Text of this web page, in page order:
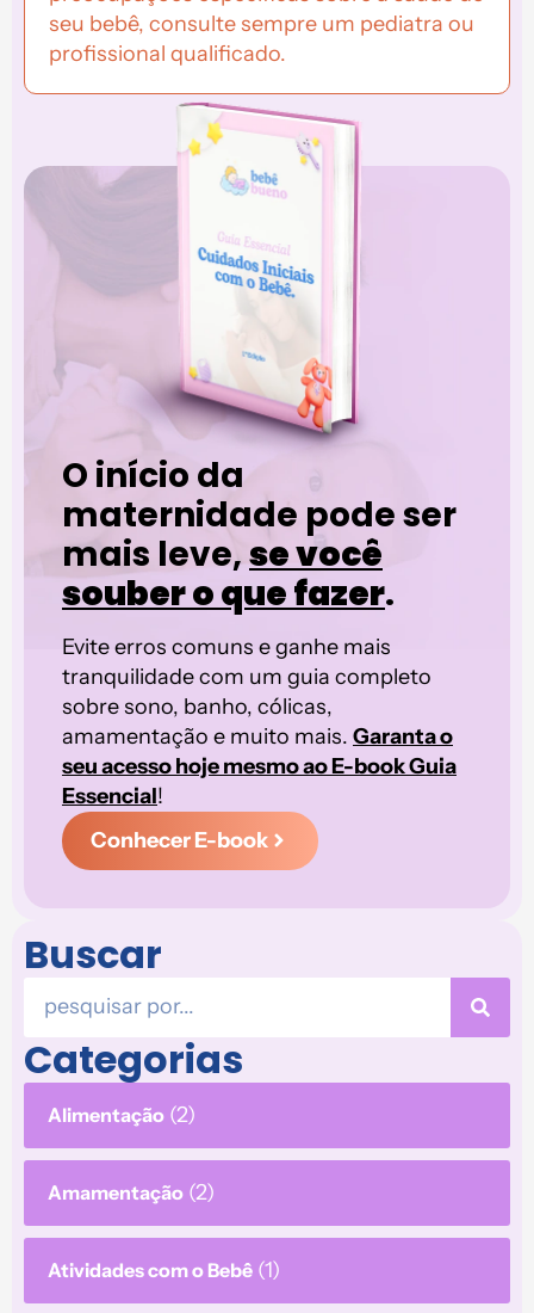
seu bebê, consulte sempre um pediatra ou
profissional qualificado.
O início da
maternidade pode ser
mais leve,se você
souber o que fazer.
Evite erros comuns e ganhe mais
tranquilidade com um guia completo
sobre sono, banho, cólicas,
amamentação e muito mais. Garanta o
seu acesso hoje mesmo ao E-book Guia
Essencial!
Conhecer E-book
Buscar
Categorias
Alimentação (2)
Amamentação (2)
Atividades com o Bebê (1)